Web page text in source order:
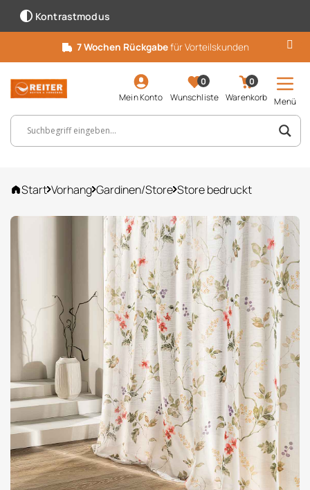
Kontrastmodus
7 Wochen Rückgabefür Vorteilskunden
Mein Konto
0
Wunschliste
0
Warenkorb
Menü
Suchbegriff, Artikelnummer ...
Start Vorhang Gardinen/Store Store bedruckt